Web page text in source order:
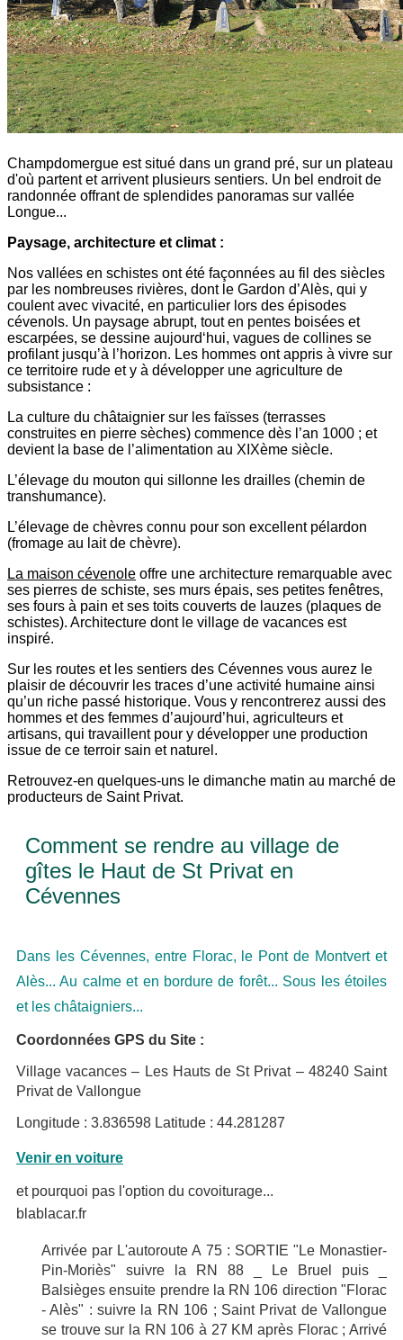
Champdomergue est situé dans un grand pré, sur un plateau
d'où partent et arrivent plusieurs sentiers. Un bel endroit de
randonnée offrant de splendides panoramas sur vallée
Longue...
Paysage, architecture et climat :
Nos vallées en schistes ont été façonnées au fil des siècles
par les nombreuses rivières, dont le Gardon d’Alès, qui y
coulent avec vivacité, en particulier lors des épisodes
cévenols. Un paysage abrupt, tout en pentes boisées et
escarpées, se dessine aujourd‘hui, vagues de collines se
profilant jusqu’à l’horizon. Les hommes ont appris à vivre sur
ce territoire rude et y à développer une agriculture de
subsistance :
La culture du châtaignier sur les faïsses (terrasses
construites en pierre sèches) commence dès l’an 1000 ; et
devient la base de l’alimentation au XIXème siècle.
L’élevage du mouton qui sillonne les drailles (chemin de
transhumance).
L’élevage de chèvres connu pour son excellent pélardon
(fromage au lait de chèvre).
La maison cévenole offre une architecture remarquable avec
ses pierres de schiste, ses murs épais, ses petites fenêtres,
ses fours à pain et ses toits couverts de lauzes (plaques de
schistes). Architecture dont le village de vacances est
inspiré.
Sur les routes et les sentiers des Cévennes vous aurez le
plaisir de découvrir les traces d’une activité humaine ainsi
qu’un riche passé historique. Vous y rencontrerez aussi des
hommes et des femmes d’aujourd’hui, agriculteurs et
artisans, qui travaillent pour y développer une production
issue de ce terroir sain et naturel.
Retrouvez-en quelques-uns le dimanche matin au marché de
producteurs de Saint Privat.
Comment se rendre au village de
gîtes le Haut de St Privat en
Cévennes
Dans les Cévennes, entre Florac, le Pont de Montvert et
Alès... Au calme et en bordure de forêt... Sous les étoiles
et les châtaigniers...
Coordonnées GPS du Site :
Village vacances – Les Hauts de St Privat – 48240 Saint
Privat de Vallongue
Longitude : 3.836598 Latitude : 44.281287
Venir en voiture
et pourquoi pas l'option du covoiturage...
blablacar.fr
Arrivée par L'autoroute A 75 : SORTIE "Le Monastier-
Pin-Moriès" suivre la RN 88 _ Le Bruel puis _
Balsièges ensuite prendre la RN 106 direction "Florac
- Alès" : suivre la RN 106 ; Saint Privat de Vallongue
se trouve sur la RN 106 à 27 KM après Florac ; Arrivé